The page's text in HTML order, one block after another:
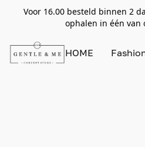
Voor 16.00 besteld binnen 2
ophalen in één van
HOME